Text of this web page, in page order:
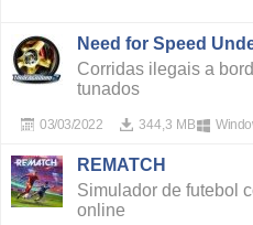
Need for Speed
Corridas ilegais a
tunados
344,3 MB
03/03/2022
REMATCH
Simulador de futebol
online